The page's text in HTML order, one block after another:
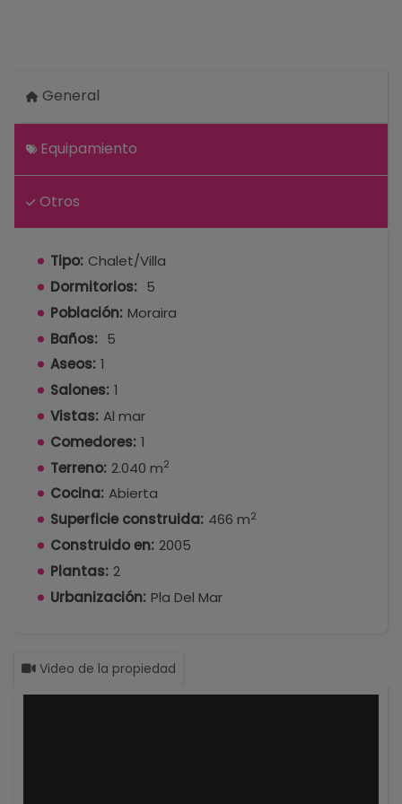
General
Equipamiento
Otros
Tipo: Chalet/Villa
Dormitorios: 5
Población: Moraira
Baños: 5
Aseos: 1
Salones: 1
Vistas: Al mar
Comedores: 1
Terreno: 2.040 m2
Cocina: Abierta
Superficie construida: 466 m2
Construido en: 2005
Plantas: 2
Urbanización: Pla Del Mar
Video de la propiedad